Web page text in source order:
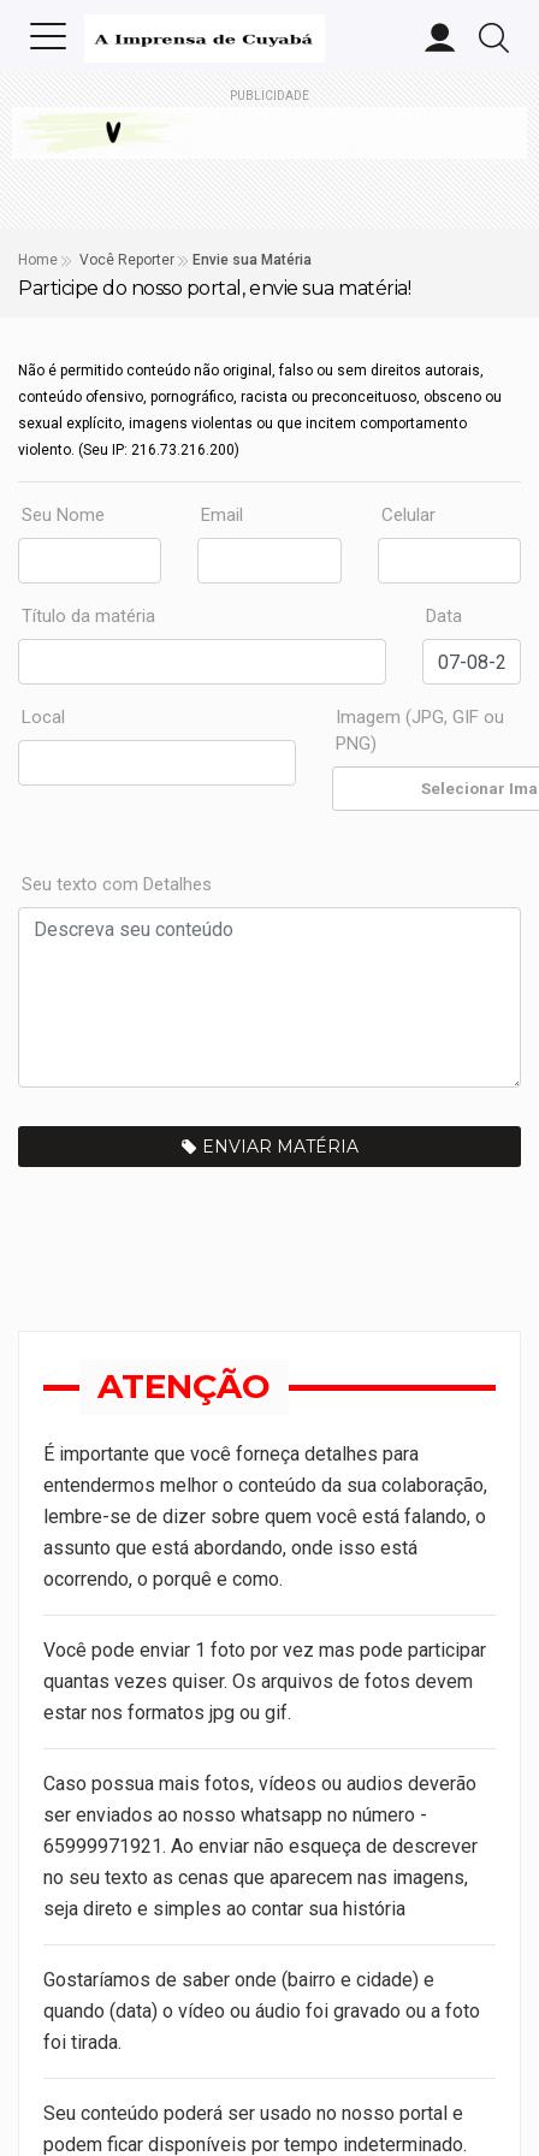
PUBLICIDADE
Home Você Reporter Envie sua Matéria
Participe do nosso portal, envie sua matéria!
Não é permitido conteúdo não original, falso ou sem direitos autorais,
conteúdo ofensivo, pornográfico, racista ou preconceituoso, obsceno ou
sexual explícito, imagens violentas ou que incitem comportamento
violento. (Seu IP: 216.73.216.200)
Seu Nome Email Celular
Título da matéria Data
Local
Imagem (JPG, GIF ou
PNG)
Seu texto com Detalhes
ENVIAR MATÉRIA
ATENÇÃO
É importante que você forneça detalhes para
entendermos melhor o conteúdo da sua colaboração,
lembre-se de dizer sobre quem você está falando, o
assunto que está abordando, onde isso está
ocorrendo, o porquê e como.
Você pode enviar 1 foto por vez mas pode participar
quantas vezes quiser. Os arquivos de fotos devem
estar nos formatos jpg ou gif.
Caso possua mais fotos, vídeos ou audios deverão
ser enviados ao nosso whatsapp no número -
65999971921. Ao enviar não esqueça de descrever
no seu texto as cenas que aparecem nas imagens,
seja direto e simples ao contar sua história
Gostaríamos de saber onde (bairro e cidade) e
quando (data) o vídeo ou áudio foi gravado ou a foto
foi tirada.
Seu conteúdo poderá ser usado no nosso portal e
podem ficar disponíveis por tempo indeterminado.